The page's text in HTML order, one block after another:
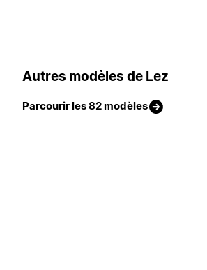
Autres modèles de Lez
Parcourir les 82 modèles